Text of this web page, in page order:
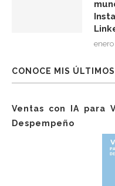
CONOCE MIS
Ventas con IA para
Despempeño